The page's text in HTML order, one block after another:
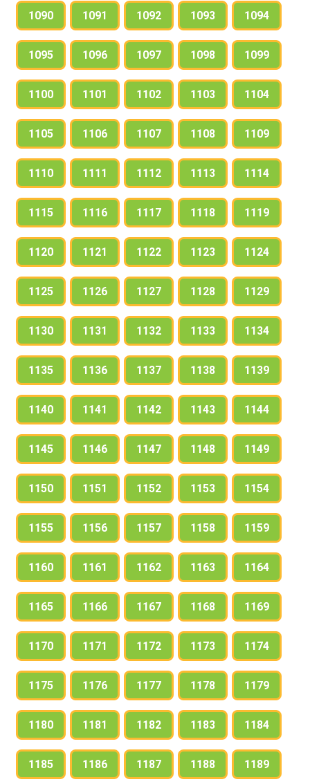
1090 1091 1092 1093 1094
1095 1096 1097 1098 1099
1100 1101 1102 1103 1104
1105 1106 1107 1108 1109
1110 1111 1112 1113 1114
1115 1116 1117 1118 1119
1120 1121 1122 1123 1124
1125 1126 1127 1128 1129
1130 1131 1132 1133 1134
1135 1136 1137 1138 1139
1140 1141 1142 1143 1144
1145 1146 1147 1148 1149
1150 1151 1152 1153 1154
1155 1156 1157 1158 1159
1160 1161 1162 1163 1164
1165 1166 1167 1168 1169
1170 1171 1172 1173 1174
1175 1176 1177 1178 1179
1180 1181 1182 1183 1184
1185 1186 1187 1188 1189